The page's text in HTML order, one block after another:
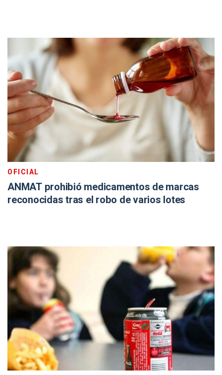
OFICIAL
ANMAT prohibió medicamentos de marcas
reconocidas tras el robo de varios lotes